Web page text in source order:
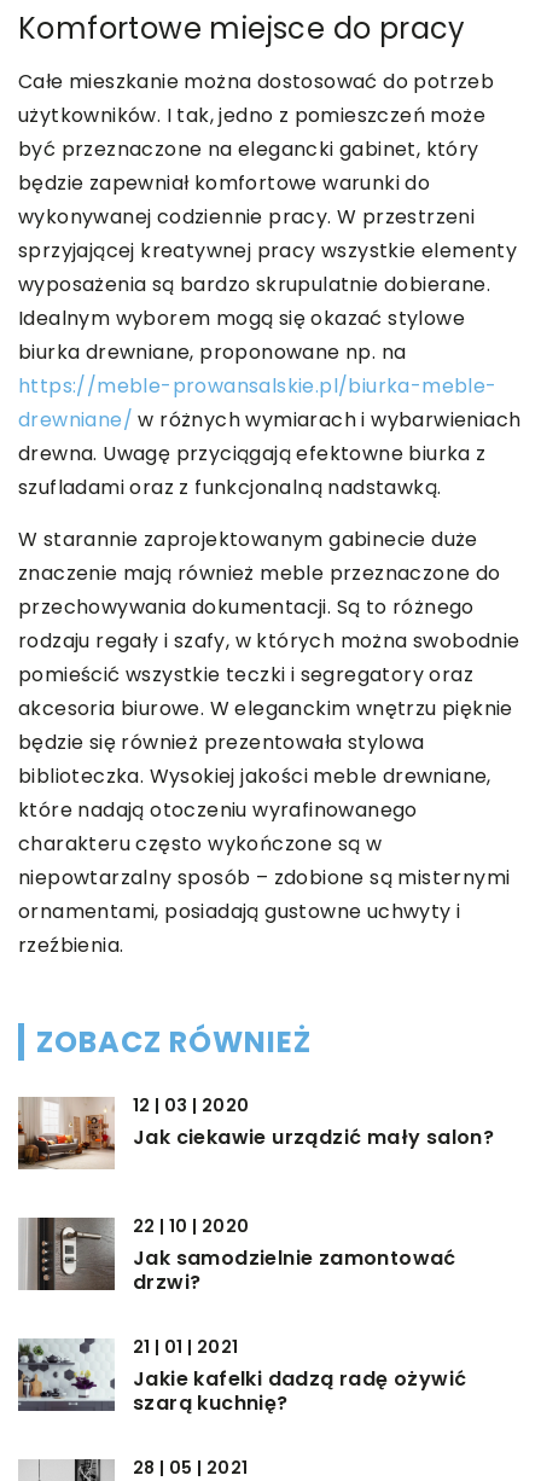
Komfortowe miejsce do pracy
Całe mieszkanie można dostosować do potrzeb
użytkowników. I tak, jedno z pomieszczeń może
być przeznaczone na elegancki gabinet, który
będzie zapewniał komfortowe warunki do
wykonywanej codziennie pracy. W przestrzeni
sprzyjającej kreatywnej pracy wszystkie elementy
wyposażenia są bardzo skrupulatnie dobierane.
Idealnym wyborem mogą się okazać stylowe
biurka drewniane, proponowane np. na
https://meble-prowansalskie.pl/biurka-meble-
drewniane/ w różnych wymiarach i wybarwieniach
drewna. Uwagę przyciągają efektowne biurka z
szufladami oraz z funkcjonalną nadstawką.
W starannie zaprojektowanym gabinecie duże
znaczenie mają również meble przeznaczone do
przechowywania dokumentacji. Są to różnego
rodzaju regały i szafy, w których można swobodnie
pomieścić wszystkie teczki i segregatory oraz
akcesoria biurowe. W eleganckim wnętrzu pięknie
będzie się również prezentowała stylowa
biblioteczka. Wysokiej jakości meble drewniane,
które nadają otoczeniu wyrafinowanego
charakteru często wykończone są w
niepowtarzalny sposób – zdobione są misternymi
ornamentami, posiadają gustowne uchwyty i
rzeźbienia.
ZOBACZ RÓWNIEŻ
12 | 03 | 2020
Jak ciekawie urządzić mały salon?
22 | 10 | 2020
Jak samodzielnie zamontować
drzwi?
21 | 01 | 2021
Jakie kafelki dadzą radę ożywić
szarą kuchnię?
28 | 05 | 2021